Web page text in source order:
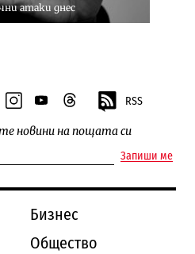
атаки днес
instagram
youtubethreads RSS
новини на пощата си
Запиши ме
Бизнес
Общество